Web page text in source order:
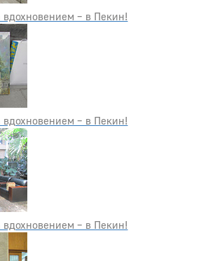
вдохновением – в Пекин!
вдохновением – в Пекин!
вдохновением – в Пекин!